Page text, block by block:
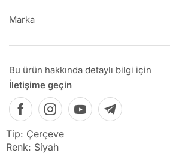
Marka
Bu ürün hakkında detaylı bilgi için
İletişime geçin
Tip: Çerçeve
Renk: Siyah